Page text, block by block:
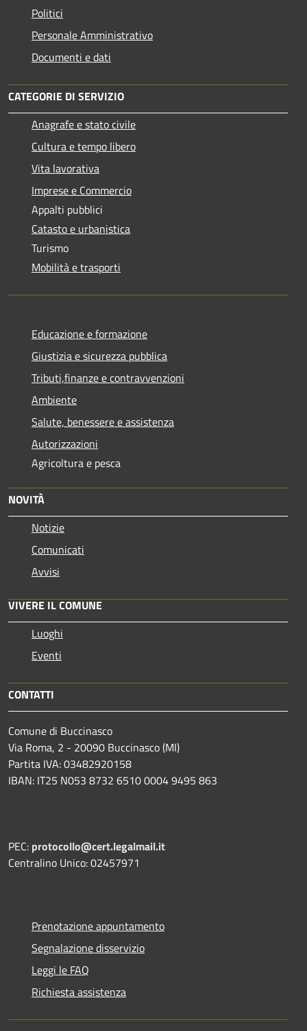
Politici
Personale Amministrativo
Documenti e dati
CATEGORIE DI SERVIZIO
Anagrafe e stato civile
Cultura e tempo libero
Vita lavorativa
Imprese e Commercio
Appalti pubblici
Catasto e urbanistica
Turismo
Mobilità e trasporti
Educazione e formazione
Giustizia e sicurezza pubblica
Tributi,finanze e contravvenzioni
Ambiente
Salute, benessere e assistenza
Autorizzazioni
Agricoltura e pesca
NOVITÀ
Notizie
Comunicati
Avvisi
VIVERE IL COMUNE
Luoghi
Eventi
CONTATTI
Comune di Buccinasco
Via Roma, 2 - 20090 Buccinasco (MI)
Partita IVA: 03482920158
IBAN: IT25 N053 8732 6510 0004 9495 863
PEC: protocollo@cert.legalmail.it
Centralino Unico: 02457971
Prenotazione appuntamento
Segnalazione disservizio
Leggi le FAQ
Richiesta assistenza